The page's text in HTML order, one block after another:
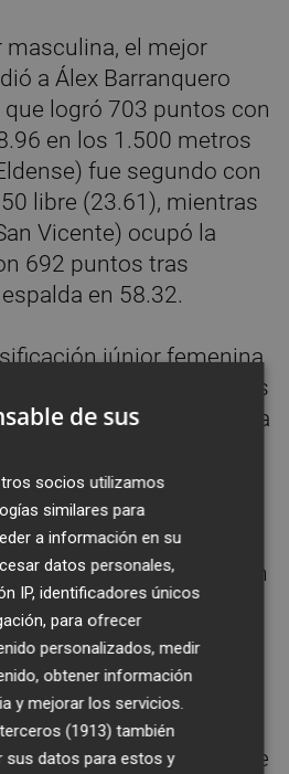
masculina, el mejor
a Álex Barranquero
logró 703 puntos con
en los 1.500 metros
fue segundo con
libre (23.61), mientras
Vicente) ocupó la
692 puntos tras
en 58.32.
júnior femenina
por Júlia Acàmer (Nados
692 puntos gracias a
en los 100 mariposa.
Alzira) fue
en los 100 libre
(Castalia) cerró el
tras registrar 30.86 en
edición confirman el
a la primera
autonómica, rompiendo
consecutivas de
de sus
socios utilizamos
similares para
a información en su
datos personales,
IP, identificadores únicos
para ofrecer
personalizados, medir
obtener información
y mejorar los servicios.
(1913) también
sus datos para estos y